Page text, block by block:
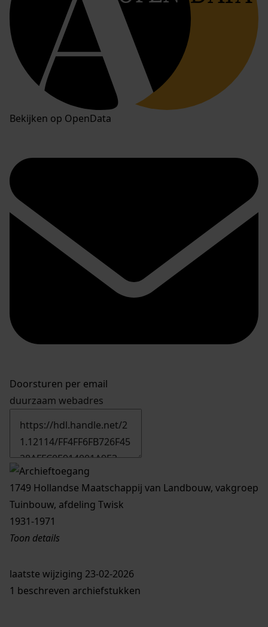
Bekijken op OpenData
Doorsturen per email
duurzaam webadres
1749 Hollandse Maatschappij van Landbouw, vakgroep
Tuinbouw, afdeling Twisk
1931-1971
Toon details
Datering:
1931-1971
laatste wijziging 23-02-2026
1 beschreven archiefstukken